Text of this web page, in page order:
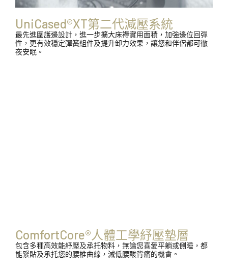
UniCased®XT第二代減壓系統
最先進圍護邊設計，進一步擴大床褥實用面積，加強邊位回彈
性，更有效穩定彈簧組件及提升卸力效果，讓您和伴侶都可徹
夜安眠。
ComfortCore®人體工學紓壓墊層
包含多種高效能紓壓及承托物料，無論您喜愛平躺或側睡，都
能緊貼及承托您的腰椎曲線，減低腰酸背痛的機會。